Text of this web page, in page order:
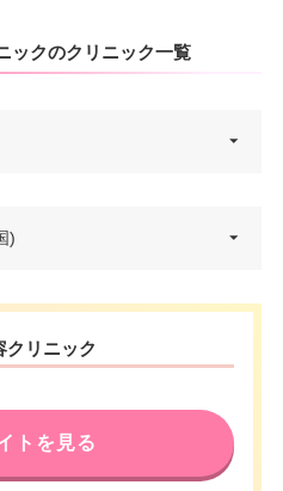
ックのクリニック一覧
台東区秋葉原1-1 秋葉原ビ
955-822
葉原駅 徒歩5分
Master/JCB/American Ex
)
墨田区両国二丁目21番1号
国駅西口 徒歩0分/都営地下
クリニック
トを見る